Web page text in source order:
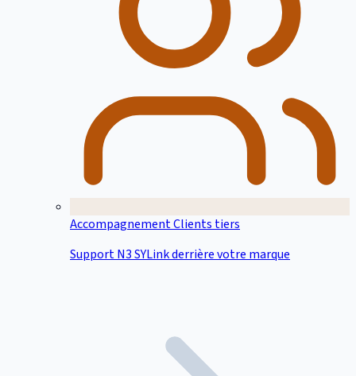
Accompagnement Clients tiers
Support N3 SYLink derrière votre marque